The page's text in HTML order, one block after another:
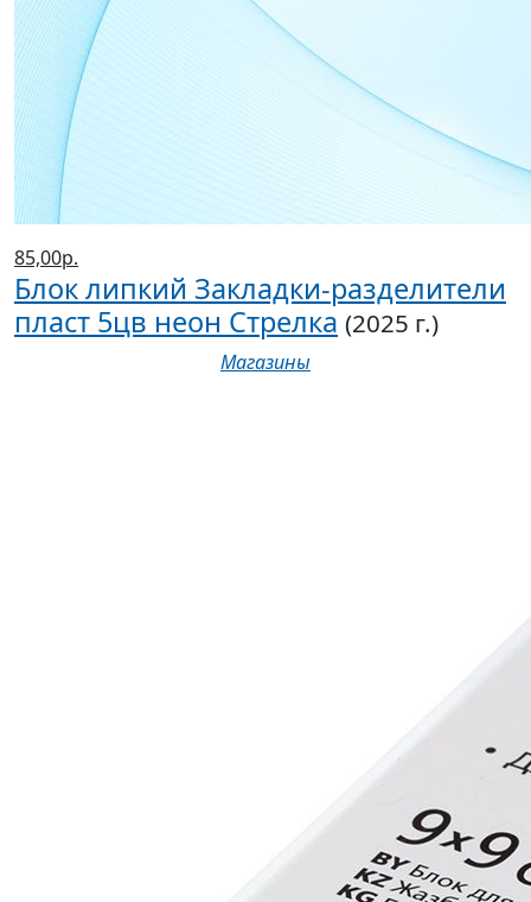
85,00р.
Блок липкий Закладки-разделители
пласт 5цв неон Стрелка (2025 г.)
Магазины